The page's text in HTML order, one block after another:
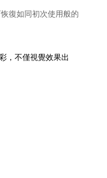
復如同初次使用般的
，不僅視覺效果出